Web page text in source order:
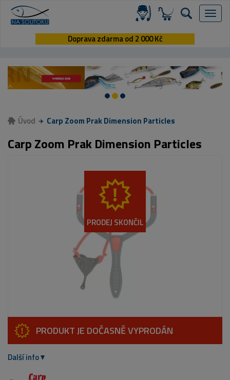
Menu
Doprava zdarma od 2 000 Kč
Úvod Carp Zoom Prak Dimension Particles
Carp Zoom Prak Dimension Particles
PRODEJ SKONČIL
PRODUKT JE DOČASNĚ VYPRODÁN
Další info